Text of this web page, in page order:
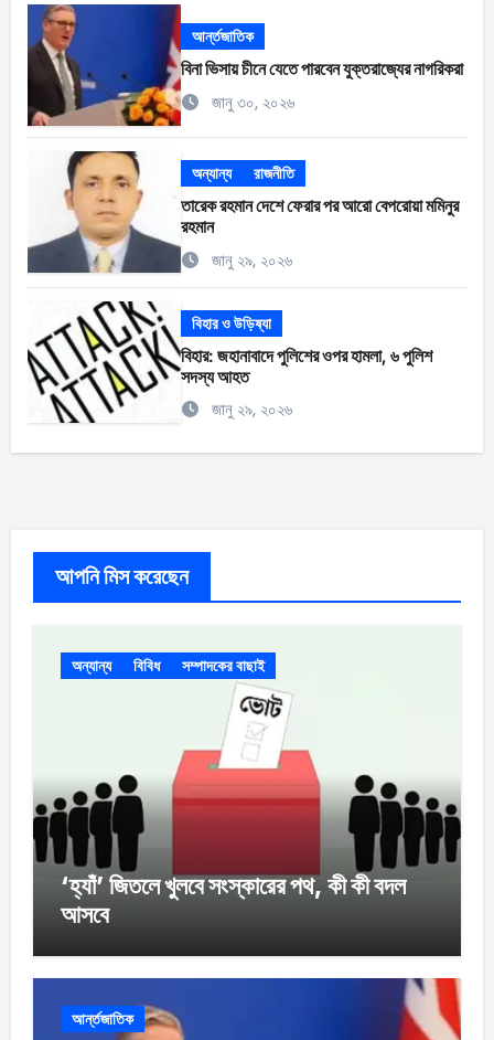
আর্ন্তজাতিক
বিনা ভিসায় চীনে যেতে পারবেন যুক্তরাজ্যের নাগরিকরা
জানু ৩০, ২০২৬
অন্যান্য রাজনীতি
তারেক রহমান দেশে ফেরার পর আরো বেপরোয়া মমিনুর
রহমান
জানু ২৯, ২০২৬
বিহার ও উড়িষ্যা
বিহার: জহানাবাদে পুলিশের ওপর হামলা, ৬ পুলিশ
সদস্য আহত
জানু ২৯, ২০২৬
আপনি মিস করেছেন
অন্যান্য বিবিধ সম্পাদকের বাছাই
‘হ্যাঁ’ জিতলে খুলবে সংস্কারের পথ, কী কী বদল
আসবে
আর্ন্তজাতিক